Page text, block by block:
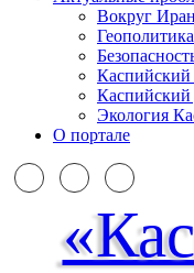
Вокруг
Каспийский
Каспийский
Экология
О портале